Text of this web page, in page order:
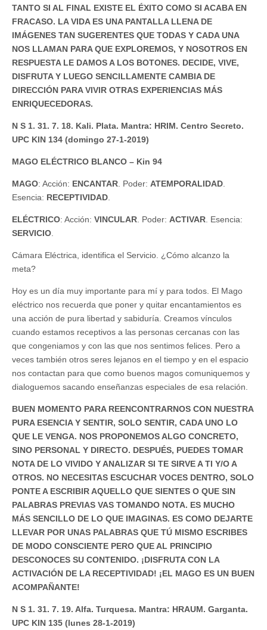
TANTO SI AL FINAL EXISTE EL ÉXITO COMO SI ACABA EN
FRACASO. LA VIDA ES UNA PANTALLA LLENA DE
IMÁGENES TAN SUGERENTES QUE TODAS Y CADA UNA
NOS LLAMAN PARA QUE EXPLOREMOS, Y NOSOTROS EN
RESPUESTA LE DAMOS A LOS BOTONES. DECIDE, VIVE,
DISFRUTA Y LUEGO SENCILLAMENTE CAMBIA DE
DIRECCIÓN PARA VIVIR OTRAS EXPERIENCIAS MÁS
ENRIQUECEDORAS.
N S 1. 31. 7. 18. Kali. Plata. Mantra: HRIM. Centro Secreto.
UPC KIN 134 (domingo 27-1-2019)
MAGO ELÉCTRICO BLANCO – Kin 94
MAGO: Acción: ENCANTAR . Poder: ATEMPORALIDAD
Esencia: RECEPTIVIDAD
ELÉCTRICO: Acción: VINCULAR . Poder: ACTIVAR . Esencia:
SERVICIO
Cámara Eléctrica, identifica el Servicio. ¿Cómo alcanzo la
meta?
Hoy es un día muy importante para mí y para todos. El Mago
eléctrico nos recuerda que poner y quitar encantamientos es
una acción de pura libertad y sabiduría. Creamos vínculos
cuando estamos receptivos a las personas cercanas con las
que congeniamos y con las que nos sentimos felices. Pero a
veces también otros seres lejanos en el tiempo y en el espacio
nos contactan para que como buenos magos comuniquemos y
dialoguemos sacando enseñanzas especiales de esa relación.
BUEN MOMENTO PARA REENCONTRARNOS CON NUESTRA
PURA ESENCIA Y SENTIR, SOLO SENTIR, CADA UNO LO
QUE LE VENGA. NOS PROPONEMOS ALGO CONCRETO,
SINO PERSONAL Y DIRECTO. DESPUÉS, PUEDES TOMAR
NOTA DE LO VIVIDO Y ANALIZAR SI TE SIRVE A TI Y/O A
OTROS. NO NECESITAS ESCUCHAR VOCES DENTRO, SOLO
PONTE A ESCRIBIR AQUELLO QUE SIENTES O QUE SIN
PALABRAS PREVIAS VAS TOMANDO NOTA. ES MUCHO
MÁS SENCILLO DE LO QUE IMAGINAS. ES COMO DEJARTE
LLEVAR POR UNAS PALABRAS QUE TÚ MISMO ESCRIBES
DE MODO CONSCIENTE PERO QUE AL PRINCIPIO
DESCONOCES SU CONTENIDO. ¡DISFRUTA CON LA
ACTIVACIÓN DE LA RECEPTIVIDAD! ¡EL MAGO ES UN BUEN
ACOMPAÑANTE!
N S 1. 31. 7. 19. Alfa. Turquesa. Mantra: HRAUM. Garganta.
UPC KIN 135 (lunes 28-1-2019)